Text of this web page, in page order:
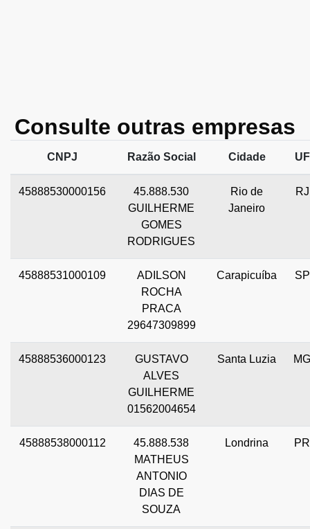
Consulte outras empresas
CNPJ Razão Social Cidade UF
45888530000156
45.888.530
GUILHERME
GOMES
RODRIGUES
Rio de
Janeiro
RJ
45888531000109
ADILSON
ROCHA
PRACA
29647309899
Carapicuíba SP
45888536000123
GUSTAVO
ALVES
GUILHERME
01562004654
Santa Luzia MG
45888538000112
45.888.538
MATHEUS
ANTONIO
DIAS DE
SOUZA
Londrina PR